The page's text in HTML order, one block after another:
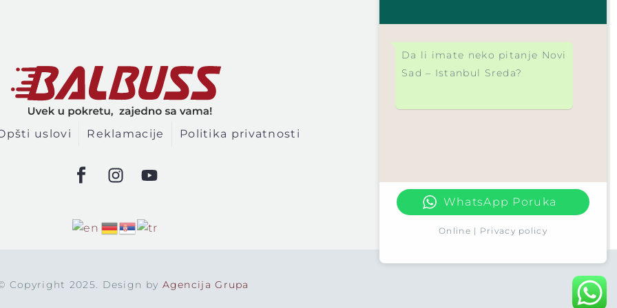
uslovi Reklamacije Politika privatnosti
Copyright 2025. Design by Agencija Grupa
Da li imate neko pitanje Novi
Sad – Istanbul Sreda?
WhatsApp Poruka
Online | Privacy policy